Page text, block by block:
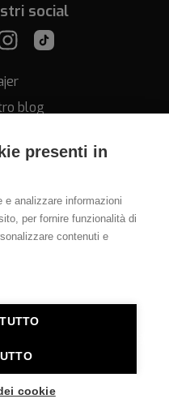
presenti in
e analizzare informazioni
per fornire funzionalità di
contenuti e
cookie
social
blog
& C. s.n.c. - P.IVA